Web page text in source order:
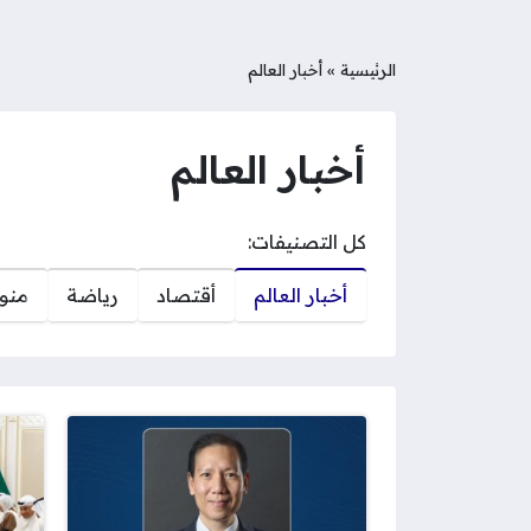
الرئيسية »أخبار العالم
أخبار العالم
كل التصنيفات:
أخبار العالم أقتصاد رياضة